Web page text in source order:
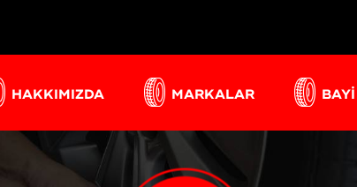
HAKKIMIZDA MARKALAR